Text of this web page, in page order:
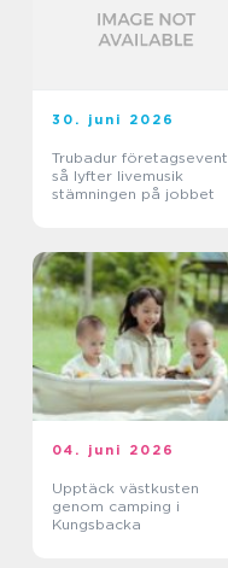
30. juni 2026
Trubadur företagsevent
så lyfter livemusik
stämningen på jobbet
04. juni 2026
Upptäck västkusten
genom camping i
Kungsbacka